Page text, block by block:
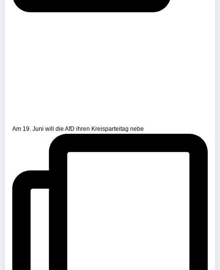
Am 19. Juni will die AfD ihren Kreisparteitag nebe